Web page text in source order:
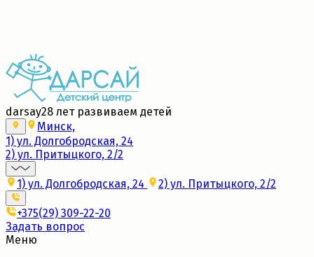
darsay28 лет развиваем детей
Минск,
1) ул. Долгобродская, 24
2) ул. Притыцкого, 2/2
1) ул. Долгобродская, 24 2) ул. Притыцкого, 2/2
+375(29) 309-22-20
Задать вопрос
Меню